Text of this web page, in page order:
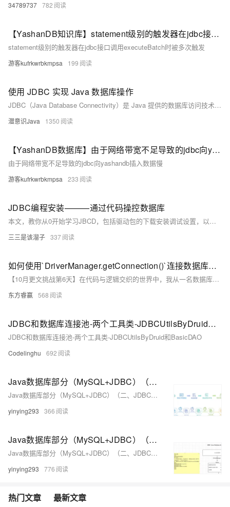
34789737 782
【YashanDB知识库】statement级别的触发器在jdbc接口调用executeBatch时被多次触发
statement级别的触发器在jdbc接口调用executeBatch时被多次触发
游客kufrkwrbkmpsa 199
使用 JDBC 实现 Java 数据库操作
JDBC（Java Database Connectivity）是 Java 提供的数据库访问技术，允许通过 SQL 语句与数据库交互。本文详细介绍了 JDBC 的使用方法，包括环境准备、编程步骤和完整示例。
潜意识Java 1350
【YashanDB数据库】由于网络带宽不足导致的jdbc向yashandb插入数据慢
由于网络带宽不足导致的jdbc向yashandb插入数据慢
游客kufrkwrbkmpsa 233
JDBC编程安装———通过代码操控数据库
本文，教你从0开始学习JBCD，包括驱动包的下载安装调试设置，以及java是如何通过JBDC实现对数据库的操作，以及代码的分析，超级详细
三三是该溜子 337
如何使用`DriverManager.getConnection()`连接数据库，并利用`PreparedStatement`执行参数化查询，有效防止SQL注入。
【10月更文挑战第6天】在代码与逻辑交织的世界中，我从一名数据库新手出发，通过不断探索与实践，最终成为熟练掌握JDBC的开发者。这段旅程充满挑战与惊喜，从建立数据库连接到执行SQL语句，再到理解事务管理和批处理等高级功能，每一步都让我对JDBC有了更深的认识。示例代码展示了如何使用`DriverManager.getConnection()`连接数据库，并利用`PreparedStatement`执行参数化查询，有效防止SQL注入。
东方睿赢 568
JDBC和数据库连接池-两个工具类-JDBCUtilsByDruid和BasicDAO
JDBC和数据库连接池-两个工具类-JDBCUtilsByDruid和BasicDAO
Codelinghu 692
Java数据库部分（MySQL+JDBC）（二、JDBC超详细学习笔记）（下）
Java数据库部分（MySQL+JDBC）（二、JDBC超详细学习笔记）
yinying293 366
Java数据库部分（MySQL+JDBC）（二、JDBC超详细学习笔记）（上）
Java数据库部分（MySQL+JDBC）（二、JDBC超详细学习笔记）
yinying293 776
热门文章 最新文章